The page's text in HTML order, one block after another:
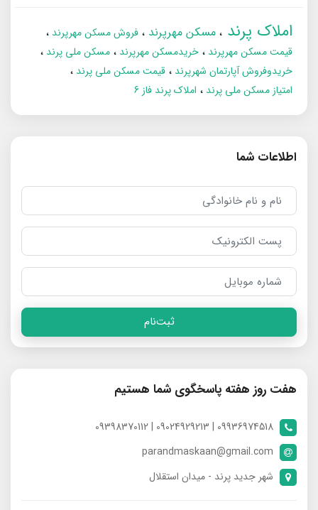
املاک پرند مسکن مهرپرند
فروش مسکن مهرپرند
قیمت مسکن مهرپرند
خریدمسکن مهرپرند
مسکن ملی پرند
خریدوفروش آپارتمان شهرپرند
قیمت مسکن ملی پرند
امتیاز مسکن ملی پرند
املاک پرند فاز 6
اطلاعات شما
ثبت‌نام
هفت روز هفته پاسخگوی شما هستیم
09936974518 | 09024929213 | 09398370112
parandmaskaan@gmail.com
شهر جدید پرند - میدان استقلال